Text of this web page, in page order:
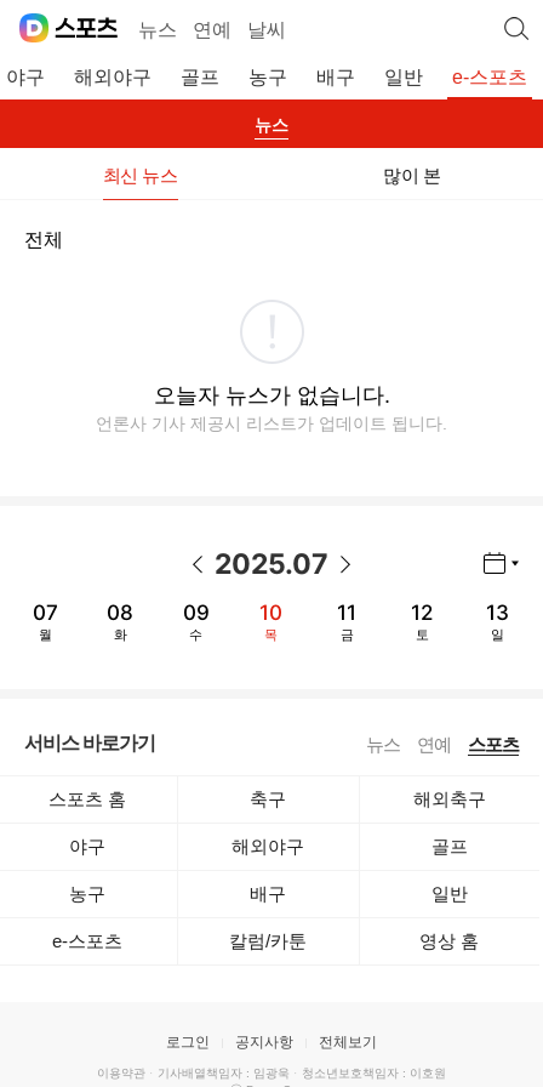
뉴스 연예 날씨
야구 해외야구 골프 농구 배구 일반 e-스포츠
뉴스
최신 뉴스 많이 본
전체
오늘자 뉴스가 없습니다.
언론사 기사 제공시 리스트가 업데이트 됩니다.
2025.07
07
월
08
화
09
수
10
목
11
금
12
토
13
일
서비스 바로가기 뉴스 연예 스포츠
스포츠 홈 축구 해외축구
야구 해외야구 골프
농구 배구 일반
e-스포츠 칼럼/카툰 영상 홈
로그인 공지사항 전체보기
이용약관 · 기사배열책임자 : 임광욱 · 청소년보호책임자 : 이호원